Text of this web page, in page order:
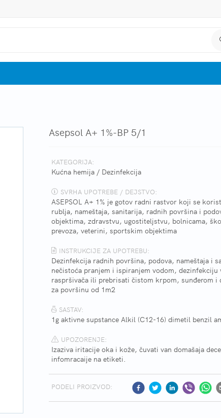
Asepsol A+ 1%-BP 5/1
KATEGORIJA:
Kućna hemija / Dezinfekcija
SVRHA UPOTREBE / DEJSTVO:
ASEPSOL A+ 1% je gotov radni rastvor koji se
rublja, nameštaja, sanitarija, radnih površina i
objektima, zdravstvu, ugostiteljstvu, bolnicama,
prevoza, veterini, sportskim objektima
INSTRUKCIJE ZA UPOTREBU:
Dezinfekcija radnih površina, podova, nameštaja i
nečistoća pranjem i ispiranjem vodom,
raspršivača ili prebrisati čistom krpom, sunđerom i
za površinu od 1m2
SASTAV:
1g aktivne supstance Alkil (C12-16) dimetil benzil
UPOZORENJE:
Izaziva iritacije oka i kože, čuvati van domašaja
infomracaije na etiketi.
PODELI PROIZVOD: